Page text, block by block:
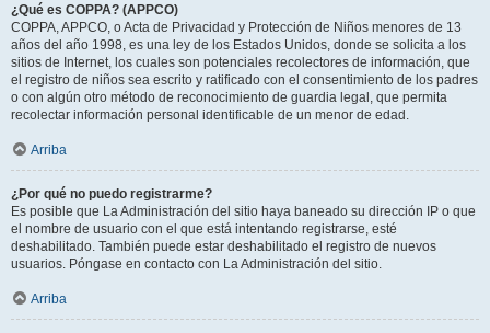
¿Qué es COPPA? (APPCO)
COPPA, APPCO, o Acta de Privacidad y Protección de Niños menores de 13
años del año 1998, es una ley de los Estados Unidos, donde se solicita a los
sitios de Internet, los cuales son potenciales recolectores de información, que
el registro de niños sea escrito y ratificado con el consentimiento de los padres
o con algún otro método de reconocimiento de guardia legal, que permita
recolectar información personal identificable de un menor de edad.
Arriba
¿Por qué no puedo registrarme?
Es posible que La Administración del sitio haya baneado su dirección IP o que
el nombre de usuario con el que está intentando registrarse, esté
deshabilitado. También puede estar deshabilitado el registro de nuevos
usuarios. Póngase en contacto con La Administración del sitio.
Arriba